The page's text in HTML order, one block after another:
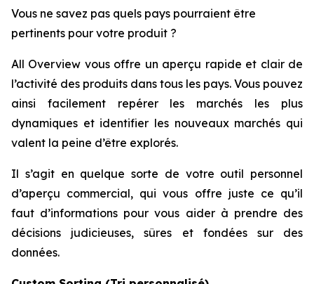
Vous ne savez pas quels pays pourraient être
pertinents pour votre produit ?
All Overview vous offre un aperçu rapide et clair de
l’activité des produits dans tous les pays. Vous pouvez
ainsi facilement repérer les marchés les plus
dynamiques et identifier les nouveaux marchés qui
valent la peine d’être explorés.
Il s’agit en quelque sorte de votre outil personnel
d’aperçu commercial, qui vous offre juste ce qu’il
faut d’informations pour vous aider à prendre des
décisions judicieuses, sûres et fondées sur des
données.